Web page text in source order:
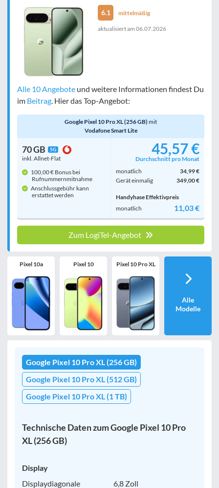
6.1 mittelmäßig
aktualisiert am 06.07.2026
Alle 10 Angebote und weitere Informationen findest Du
im Beitrag. Hier das Top-Angebot:
Google Pixel 10 Pro XL (256 GB) mit
Vodafone Smart Lite
70 GB 5G
inkl. Allnet-Flat
100,00 € Bonus bei
Rufnummern­mitnahme
Anschlussgebühr kann
erstattet werden
45,57 €
Durchschnitt pro Monat
monatlich
34,99 €
Gerät einmalig
349,00 €
Handyhase Effektivpreis
monatlich
11,03 €
Zum LogiTel-Angebot
Pixel 10a Pixel 10 Pixel 10 Pro XL
Alle
Modelle
Google Pixel 10 Pro XL (256 GB)
Google Pixel 10 Pro XL (512 GB)
Google Pixel 10 Pro XL (1 TB)
Technische Daten zum Google Pixel 10 Pro
XL (256 GB)
Display
Displaydiagonale
6,8 Zoll